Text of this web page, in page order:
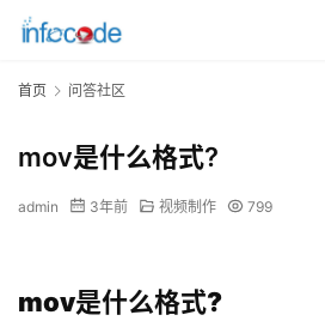
首页 问答社区
mov是什么格式?
admin 3年前 视频制作 799
mov是什么格式?